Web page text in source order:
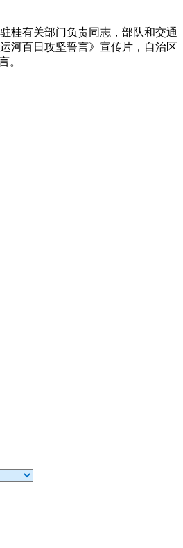
桂有关部门负责同志，部队和交通
河百日攻坚誓言》 宣传片，自治区
。